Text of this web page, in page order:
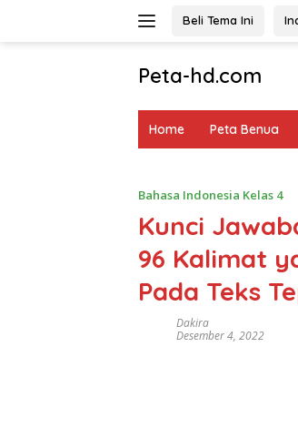
Beli Tema Ini
Peta-hd.com
Gambar
Home Peta Benua
Bahasa Indonesia Kelas 4
Kunci
96 Kalimat
Pada Teks
Dakira
Desember 4, 2022